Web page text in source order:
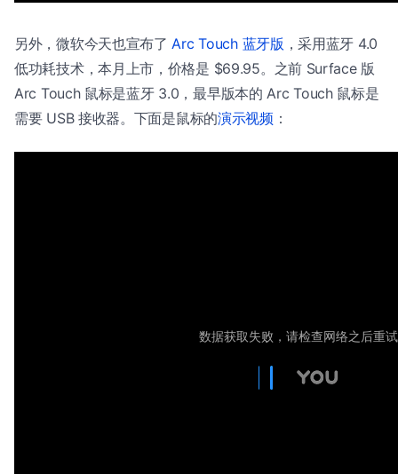
另外，微软今天也宣布了 Arc Touch 蓝牙版 ，采用蓝牙 4.0
低功耗技术，本月上市，价格是 $69.95。之前 Surface 版
Arc Touch 鼠标是蓝牙 3.0，最早版本的 Arc Touch 鼠标是
需要 USB 接收器。下面是鼠标的演示视频 ：